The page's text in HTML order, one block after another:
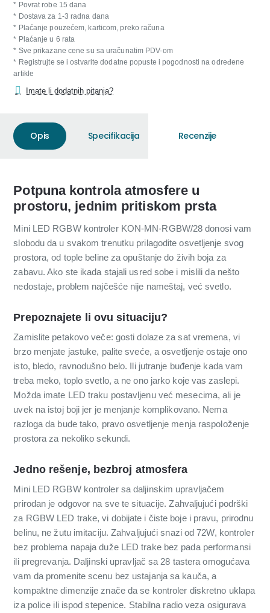
* Povrat robe 15 dana
* Dostava za 1-3 radna dana
* Plaćanje pouzećem, karticom, preko računa
* Plaćanje u 6 rata
* Sve prikazane cene su sa uračunatim PDV-om
* Registrujte se i ostvarite dodatne popuste i pogodnosti na određene
artikle
Imate li dodatnih pitanja?
Opis Specifikacija Recenzije
Potpuna kontrola atmosfere u
prostoru, jednim pritiskom prsta
Mini LED RGBW kontroler KON-MN-RGBW/28 donosi vam
slobodu da u svakom trenutku prilagodite osvetljenje svog
prostora, od tople beline za opuštanje do živih boja za
zabavu. Ako ste ikada stajali usred sobe i mislili da nešto
nedostaje, problem najčešće nije nameštaj, već svetlo.
Prepoznajete li ovu situaciju?
Zamislite petakovo veče: gosti dolaze za sat vremena, vi
brzo menjate jastuke, palite sveće, a osvetljenje ostaje ono
isto, bledo, ravnodušno belo. Ili jutranje buđenje kada vam
treba meko, toplo svetlo, a ne ono jarko koje vas zaslepi.
Možda imate LED traku postavljenu već mesecima, ali je
uvek na istoj boji jer je menjanje komplikovano. Nema
razloga da bude tako, pravo osvetljenje menja raspoloženje
prostora za nekoliko sekundi.
Jedno rešenje, bezbroj atmosfera
Mini LED RGBW kontroler sa daljinskim upravljačem
prirodan je odgovor na sve te situacije. Zahvaljujući podrški
za RGBW LED trake, vi dobijate i čiste boje i pravu, prirodnu
belinu, ne žutu imitaciju. Zahvaljujući snazi od 72W, kontroler
bez problema napaja duže LED trake bez pada performansi
ili pregrevanja. Daljinski upravljač sa 28 tastera omogućava
vam da promenite scenu bez ustajanja sa kauča, a
kompaktne dimenzije znače da se kontroler diskretno uklapa
iza police ili ispod stepenice. Stabilna radio veza osigurava